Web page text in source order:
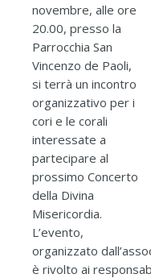
novembre, alle ore
20.00, presso la
Parrocchia San
Vincenzo de Paoli,
si terrà un incontro
organizzativo per i
cori e le corali
interessate a
partecipare al
prossimo Concerto
della Divina
Misericordia.
L’evento,
organizzato
è rivolto ai